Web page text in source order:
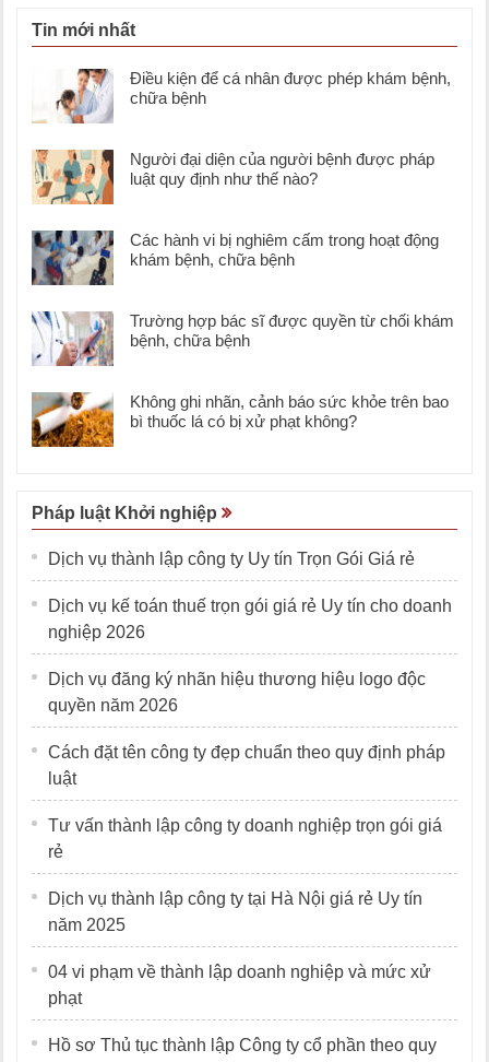
Tin mới nhất
Điều kiện để cá nhân được phép khám bệnh,
chữa bệnh
Người đại diện của người bệnh được pháp
luật quy định như thế nào?
Các hành vi bị nghiêm cấm trong hoạt động
khám bệnh, chữa bệnh
Trường hợp bác sĩ được quyền từ chối khám
bệnh, chữa bệnh
Không ghi nhãn, cảnh báo sức khỏe trên bao
bì thuốc lá có bị xử phạt không?
Pháp luật Khởi nghiệp
Dịch vụ thành lập công ty Uy tín Trọn Gói Giá rẻ
Dịch vụ kế toán thuế trọn gói giá rẻ Uy tín cho doanh
nghiệp 2026
Dịch vụ đăng ký nhãn hiệu thương hiệu logo độc
quyền năm 2026
Cách đặt tên công ty đẹp chuẩn theo quy định pháp
luật
Tư vấn thành lập công ty doanh nghiệp trọn gói giá
rẻ
Dịch vụ thành lập công ty tại Hà Nội giá rẻ Uy tín
năm 2025
04 vi phạm về thành lập doanh nghiệp và mức xử
phạt
Hồ sơ Thủ tục thành lập Công ty cổ phần theo quy